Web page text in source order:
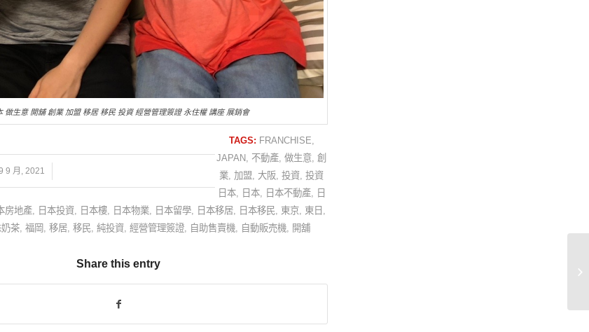
做生意 開舖 創業 加盟 移居 移民 投資 經營管理簽證 永住權 講座 展銷會
9 月, 2021
/
TAGS: FRANCHISE,
JAPAN, 不動產,做生意,創
業,加盟, 大阪,投資,投資
日本, 日本, 日本不動產, 日
房地產, 日本投資, 日本樓, 日本物業, 日本留學, 日本移居, 日本移民, 東京, 東日 ,
茶, 福岡 , 移居, 移民, 純投資, 經營管理簽證, 自助售賣機, 自動販売機, 開舖
Share this entry